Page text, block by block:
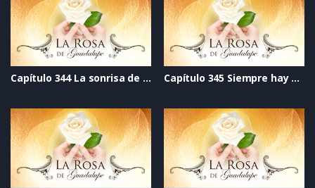
Capítulo 344 La sonrisa de un ángel Capítulo 345 Siempre hay una puerta abierta